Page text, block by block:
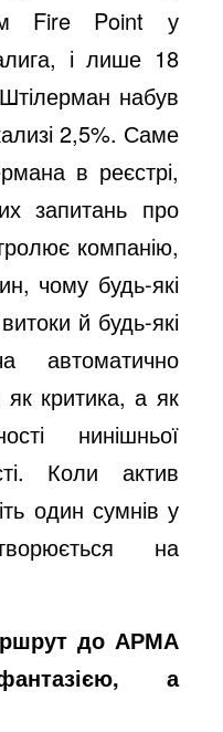
Fire Point у
і лише 18
набув
2,5%. Саме
в реєстрі,
запитань про
компанію,
чому будь-які
й будь-які
автоматично
критика, а як
нинішньої
Коли актив
один сумнів у
на
до АРМА
а